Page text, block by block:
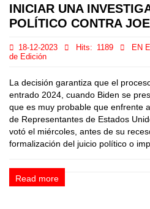
INICIAR UNA
POLÍTICO CONTRA
18-12-2023 Hits: 1189 EN
de Edición
La decisión garantiza que el
entrado 2024, cuando Biden se
que es muy probable que enfrente
de Representantes de Estados
votó el miércoles, antes de su
formalización del juicio político o
Read more